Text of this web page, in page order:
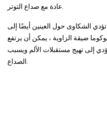
الشكاوى حول العينين أيضًا إلى
ضيقة الزاوية ، يمكن أن يرتفع
إلى تهيج مستقبلات الألم ويسبب